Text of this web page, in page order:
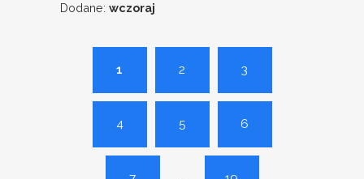
Dodane: wczoraj
1 2 3
4 5 6